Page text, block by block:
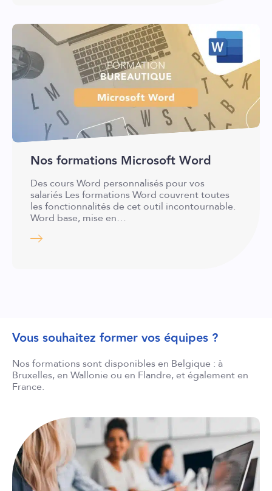
Nos formations Microsoft Word
Des cours Word personnalisés pour vos
salariés Les formations Word couvrent toutes
les fonctionnalités de cet outil incontournable.
Word base, mise en…
Vous souhaitez former vos équipes ?
Nos formations sont disponibles en Belgique : à
Bruxelles, en Wallonie ou en Flandre, et également en
France.